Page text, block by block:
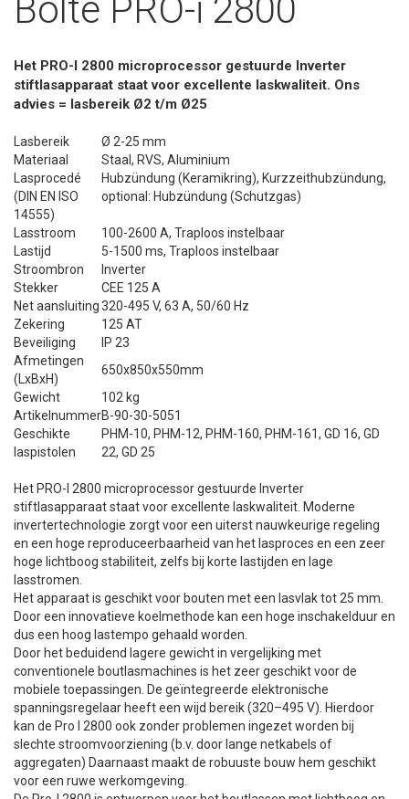
Bolte PRO-i 2800
Het PRO-I 2800 microprocessor gestuurde Inverter
stiftlasapparaat staat voor excellente laskwaliteit. Ons
advies = lasbereik Ø2 t/m Ø25
Lasbereik
Ø 2-25 mm
Materiaal
Staal, RVS, Aluminium
Lasprocedé
(DIN EN ISO
14555)
Hubzündung (Keramikring), Kurzzeithubzündung,
optional: Hubzündung (Schutzgas)
Lasstroom
100-2600 A, Traploos instelbaar
Lastijd
5-1500 ms, Traploos instelbaar
Stroombron
Inverter
Stekker
CEE 125 A
Net aansluiting320-495 V, 63 A, 50/60 Hz
Zekering
125 AT
Beveiliging
IP 23
Afmetingen
(LxBxH)
650x850x550mm
Gewicht
102 kg
ArtikelnummerB-90-30-5051
Geschikte
laspistolen
PHM-10, PHM-12, PHM-160, PHM-161, GD 16, GD
22, GD 25
Het PRO-I 2800 microprocessor gestuurde Inverter
stiftlasapparaat staat voor excellente laskwaliteit. Moderne
invertertechnologie zorgt voor een uiterst nauwkeurige regeling
en een hoge reproduceerbaarheid van het lasproces en een zeer
hoge lichtboog stabiliteit, zelfs bij korte lastijden en lage
lasstromen.
Het apparaat is geschikt voor bouten met een lasvlak tot 25 mm.
Door een innovatieve koelmethode kan een hoge inschakelduur en
dus een hoog lastempo gehaald worden.
Door het beduidend lagere gewicht in vergelijking met
conventionele boutlasmachines is het zeer geschikt voor de
mobiele toepassingen. De geïntegreerde elektronische
spanningsregelaar heeft een wijd bereik (320–495 V). Hierdoor
kan de Pro I 2800 ook zonder problemen ingezet worden bij
slechte stroomvoorziening (b.v. door lange netkabels of
aggregaten) Daarnaast maakt de robuuste bouw hem geschikt
voor een ruwe werkomgeving.